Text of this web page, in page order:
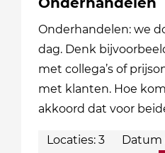
Onderhandelen: we
dag. Denk
met collega’s of
met klanten. Hoe
akkoord dat voor
Locaties: 3
Datum